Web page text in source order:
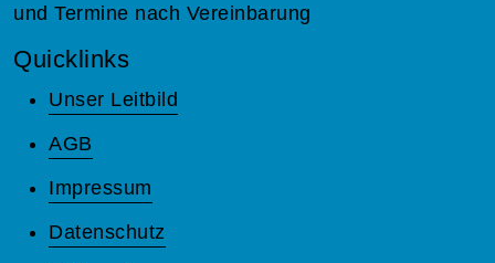
und Termine nach Vereinbarung
Quicklinks
Unser Leitbild
AGB
Impressum
Datenschutz